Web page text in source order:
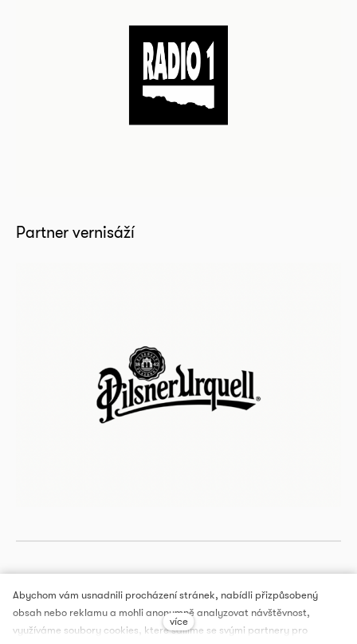
Partner vernisáží
DOX PRAGUE, a.s.
Abychom vám usnadnili procházení stránek, nabídli přizpůsobený
obsah nebo reklamu a mohli anonymně analyzovat návštěvnost,
využíváme soubory cookies, které sdílíme se svými partnery pro
více